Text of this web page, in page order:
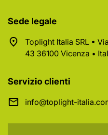
Sede legale
Toplight Italia SRL •
43 36100 Vicenza •
Servizio clienti
info@toplight-